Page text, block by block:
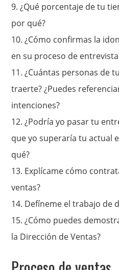
9.¿Qué porcentaje de tu
por qué?
10.¿Cómo confirmas la
en su proceso de
11.¿Cuántas personas de
traerte? ¿Puedes
intenciones?
12.¿Podría yo pasar tu
que yo superaría tu actual
qué?
13. Explícame cómo
ventas?
14. Defíneme el trabajo de
15.¿Cómo puedes
la Dirección de Ventas?